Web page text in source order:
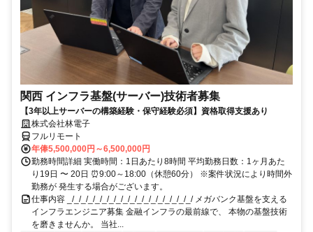
関西 インフラ基盤(サーバー)技術者募集
【3年以上サーバーの構築経験・保守経験必須】資格取得支援あり
株式会社林電子
フルリモート
年俸5,500,000円～6,500,000円
勤務時間詳細 実働時間：1日あたり8時間 平均勤務日数：1ヶ月あた
り19日 〜 20日 ⏰9:00～18:00（休憩60分） ※案件状況により時間外
勤務が 発生する場合がございます。
仕事内容 _/_/_/_/_/_/_/_/_/_/_/_/_/_/_/_/_/_/ メガバンク基盤を支える
インフラエンジニア募集 金融インフラの最前線で、 本物の基盤技術
を磨きませんか。 当社...